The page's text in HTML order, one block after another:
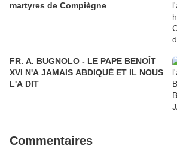
martyres de Compiègne
FR. A. BUGNOLO - LE PAPE BENOÎT
XVI N'A JAMAIS ABDIQUÉ ET IL NOUS
L'A DIT
Commentaires